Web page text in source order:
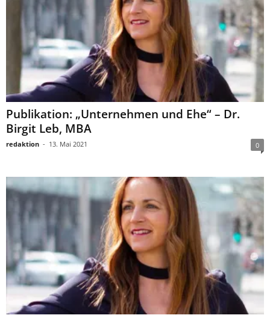
Publikation: „Unternehmen und Ehe“ – Dr.
Birgit Leb, MBA
redaktion - 13. Mai 2021 0